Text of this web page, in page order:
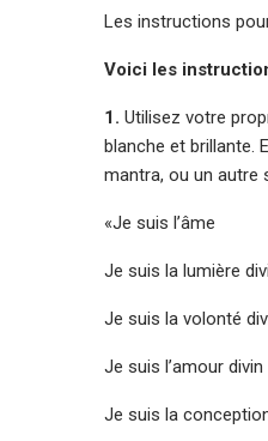
Les instructions
Voici les
1. Utilisez votre
blanche et brillante.
mantra, ou un autre
«Je suis l’âme
Je suis la lumière
Je suis la volonté
Je suis l’amour divin
Je suis la